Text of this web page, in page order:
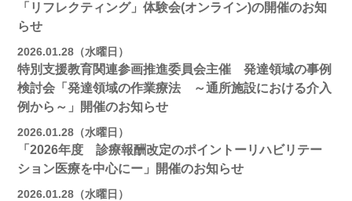
「リフレクティング」体験会(オンライン)の開催のお知
らせ
2026.01.28（水曜日）
特別支援教育関連参画推進委員会主催 発達領域の事例
検討会「発達領域の作業療法 ～通所施設における介入
例から～」開催のお知らせ
2026.01.28（水曜日）
「2026年度 診療報酬改定のポイントーリハビリテー
ション医療を中心にー」開催のお知らせ
2026.01.28（水曜日）